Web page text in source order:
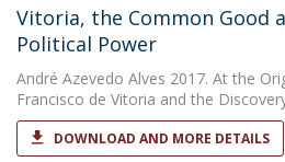
Vitoria, the Common Good
Political Power
André Azevedo Alves 2017. At the
Francisco de Vitoria and the
DOWNLOAD AND MORE DETAILS